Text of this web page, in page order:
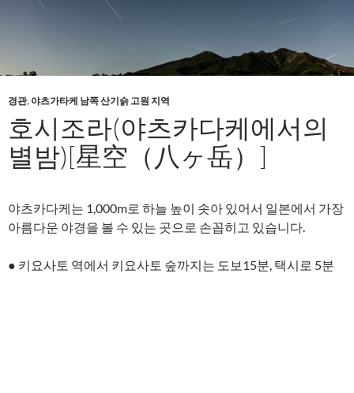
경관, 야츠가타케 남쪽 산기슭 고원 지역
호시조라(야츠카다케에서의
별밤)[星空（八ヶ岳）]
야츠카다케는 1,000m로 하늘 높이 솟아 있어서 일본에서 가장
아름다운 야경을 볼 수 있는 곳으로 손꼽히고 있습니다.
● 키요사토 역에서 키요사토 숲까지는 도보15분, 택시로 5분